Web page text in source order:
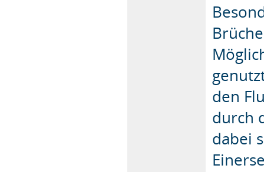
den
durch
dabei